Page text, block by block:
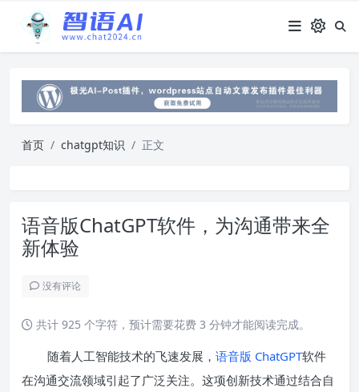
首页 chatgpt知识 正文
语音版ChatGPT软件，为沟通带来全
新体验
没有评论
共计 925 个字符，预计需要花费 3 分钟才能阅读完成。
随着人工智能技术的飞速发展， 语音版 ChatGPT软件
在沟通交流领域引起了广泛关注。这项创新技术通过结合自